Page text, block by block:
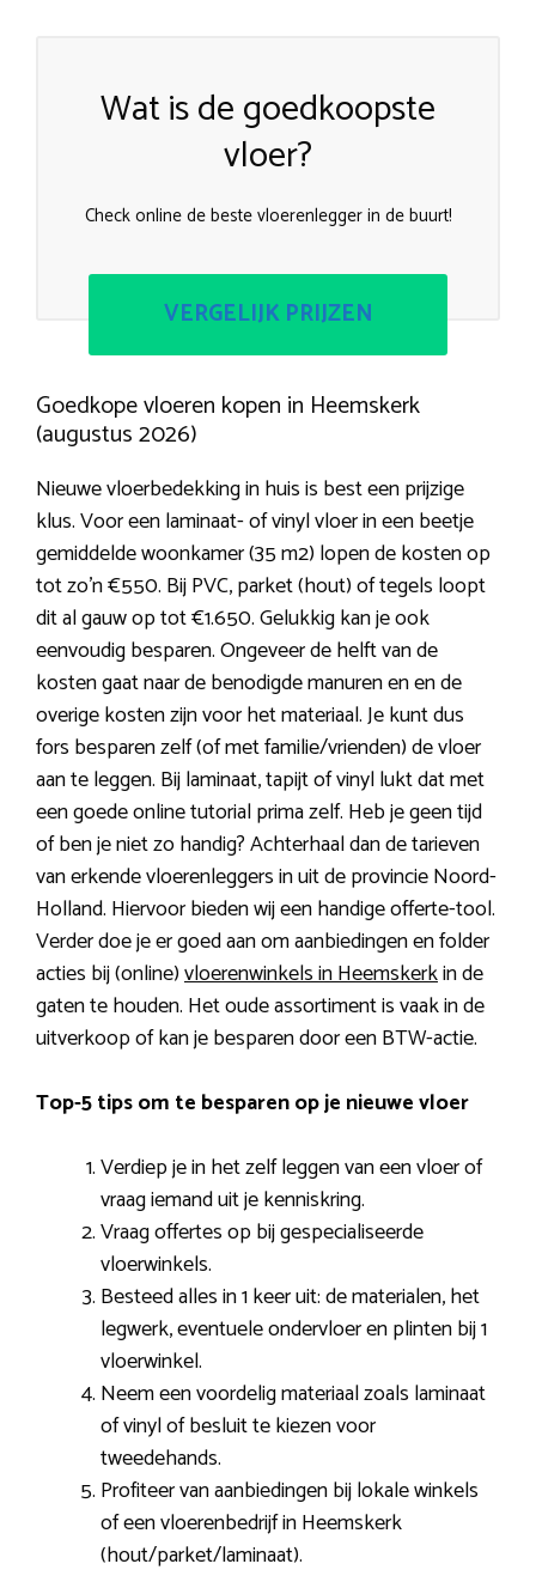
Wat is de goedkoopste
vloer?
Check online de beste vloerenlegger in de buurt!
VERGELIJK PRIJZEN
Goedkope vloeren kopen in Heemskerk
(augustus 2026)
Nieuwe vloerbedekking in huis is best een prijzige
klus. Voor een laminaat- of vinyl vloer in een beetje
gemiddelde woonkamer (35 m2) lopen de kosten op
tot zo’n €550. Bij PVC, parket (hout) of tegels loopt
dit al gauw op tot €1.650. Gelukkig kan je ook
eenvoudig besparen. Ongeveer de helft van de
kosten gaat naar de benodigde manuren en en de
overige kosten zijn voor het materiaal. Je kunt dus
fors besparen zelf (of met familie/vrienden) de vloer
aan te leggen. Bij laminaat, tapijt of vinyl lukt dat met
een goede online tutorial prima zelf. Heb je geen tijd
of ben je niet zo handig? Achterhaal dan de tarieven
van erkende vloerenleggers in uit de provincie Noord-
Holland. Hiervoor bieden wij een handige offerte-tool.
Verder doe je er goed aan om aanbiedingen en folder
acties bij (online)vloerenwinkels in Heemskerkin de
gaten te houden. Het oude assortiment is vaak in de
uitverkoop of kan je besparen door een BTW-actie.
Top-5 tips om te besparen op je nieuwe vloer
Verdiep je in het zelf leggen van een vloer of
vraag iemand uit je kenniskring.
Vraag offertes op bij gespecialiseerde
vloerwinkels.
Besteed alles in 1 keer uit: de materialen, het
legwerk, eventuele ondervloer en plinten bij 1
vloerwinkel.
Neem een voordelig materiaal zoals laminaat
of vinyl of besluit te kiezen voor
tweedehands.
Profiteer van aanbiedingen bij lokale winkels
of een vloerenbedrijf in Heemskerk
(hout/parket/laminaat).